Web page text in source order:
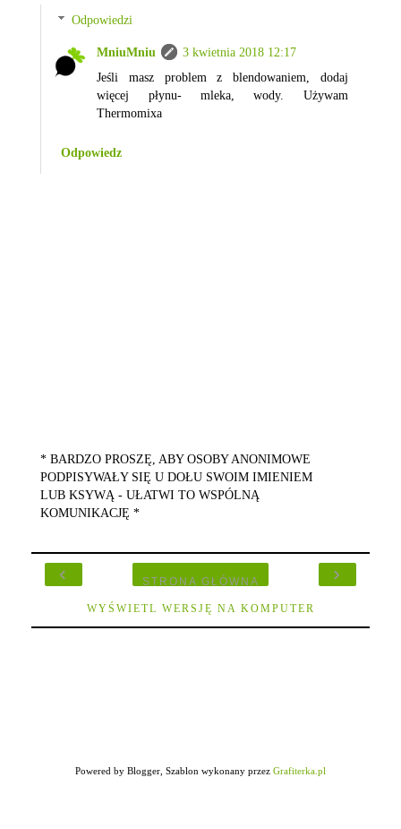
Odpowiedzi
MniuMniu
3 kwietnia 2018 12:17
Jeśli masz problem z blendowaniem, dodaj
więcej płynu- mleka, wody. Używam
Thermomixa
Odpowiedz
* BARDZO PROSZĘ, ABY OSOBY ANONIMOWE
PODPISYWAŁY SIĘ U DOŁU SWOIM IMIENIEM
LUB KSYWĄ - UŁATWI TO WSPÓLNĄ
KOMUNIKACJĘ *
‹ ›
STRONA GŁÓWNA
WYŚWIETL WERSJĘ NA KOMPUTER
Powered by Blogger, Szablon wykonany przez Grafiterka.pl